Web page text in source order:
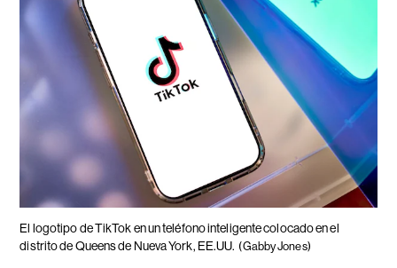
El logotipo de TikTok en un teléfono inteligente colocado en el
distrito de Queens de Nueva York, EE.UU. (Gabby Jones)